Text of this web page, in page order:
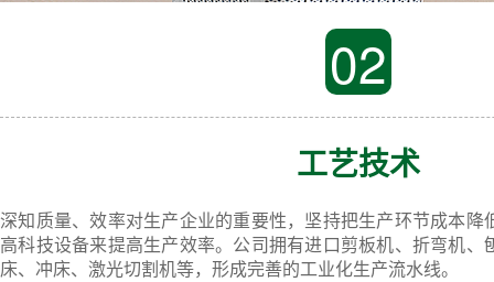
02
工艺技术
深知质量、效率对生产企业的重要性，坚持把生产环节成本降
高科技设备来提高生产效率。公司拥有进口剪板机、折弯机、
床、冲床、激光切割机等，形成完善的工业化生产流水线。